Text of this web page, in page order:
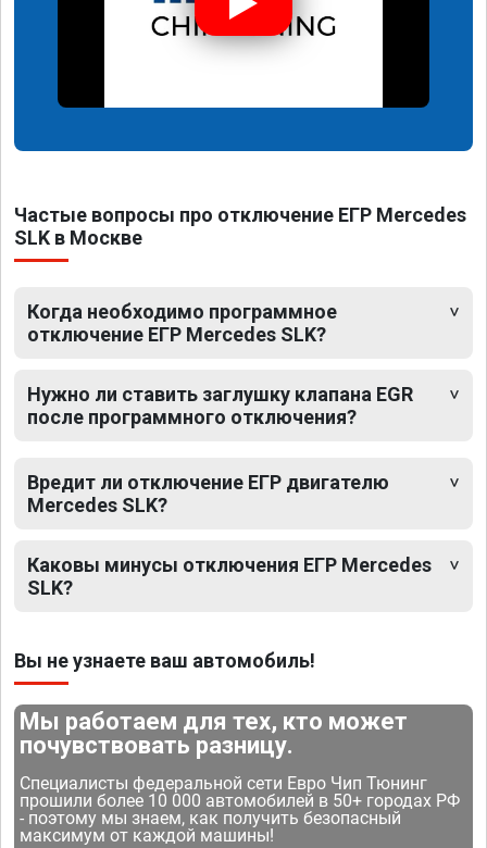
Частые вопросы про отключение ЕГР Mercedes
SLK в Москве
Когда необходимо программное
отключение ЕГР Mercedes SLK?
Нужно ли ставить заглушку клапана EGR
после программного отключения?
Вредит ли отключение ЕГР двигателю
Mercedes SLK?
Каковы минусы отключения ЕГР Mercedes
SLK?
Вы не узнаете ваш автомобиль!
Мы работаем для тех, кто может
почувствовать разницу.
Специалисты федеральной сети Евро Чип Тюнинг
прошили более 10 000 автомобилей в 50+ городах РФ
- поэтому мы знаем, как получить безопасный
максимум от каждой машины!